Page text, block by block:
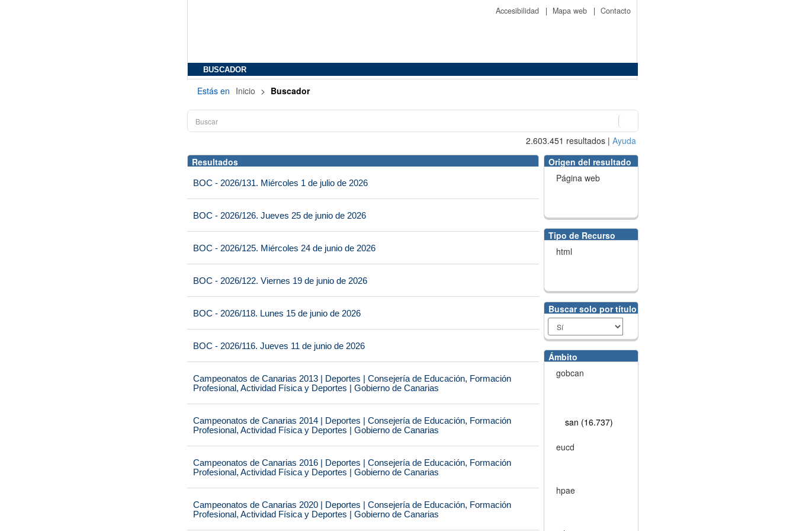
Accesibilidad | Mapa web | Contacto
BUSCADOR
Estás en Inicio > Buscador
2.603.451 resultados | Ayuda
Resultados
BOC - 2026/131. Miércoles 1 de julio de 2026
BOC - 2026/126. Jueves 25 de junio de 2026
BOC - 2026/125. Miércoles 24 de junio de 2026
BOC - 2026/122. Viernes 19 de junio de 2026
BOC - 2026/118. Lunes 15 de junio de 2026
BOC - 2026/116. Jueves 11 de junio de 2026
Campeonatos de Canarias 2013 | Deportes | Consejería de Educación, Formación
Profesional, Actividad Física y Deportes | Gobierno de Canarias
Campeonatos de Canarias 2014 | Deportes | Consejería de Educación, Formación
Profesional, Actividad Física y Deportes | Gobierno de Canarias
Campeonatos de Canarias 2016 | Deportes | Consejería de Educación, Formación
Profesional, Actividad Física y Deportes | Gobierno de Canarias
Campeonatos de Canarias 2020 | Deportes | Consejería de Educación, Formación
Profesional, Actividad Física y Deportes | Gobierno de Canarias
Origen del resultado
Página web
Tipo de Recurso
html
Buscar solo por título
Ámbito
gobcan
san (16.737)
eucd
hpae